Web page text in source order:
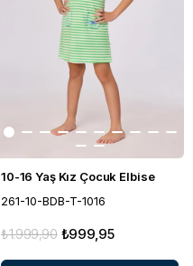
10-16 Yaş Kız Çocuk Elbise
261-10-BDB-T-1016
₺999,95
₺1.999,90